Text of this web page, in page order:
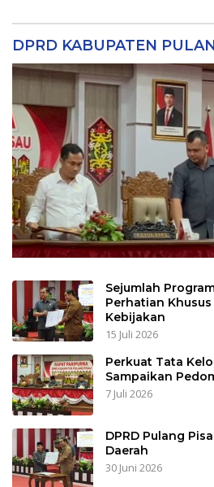
DPRD KABUPATEN
Sejumlah
Perhatian
Kebijakan
15 Juli 2026
Perkuat Tata
Sampaikan
7 Juli 2026
DPRD Pulang
Daerah
30 Juni 2026